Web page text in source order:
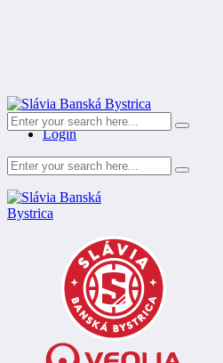
Register
Login